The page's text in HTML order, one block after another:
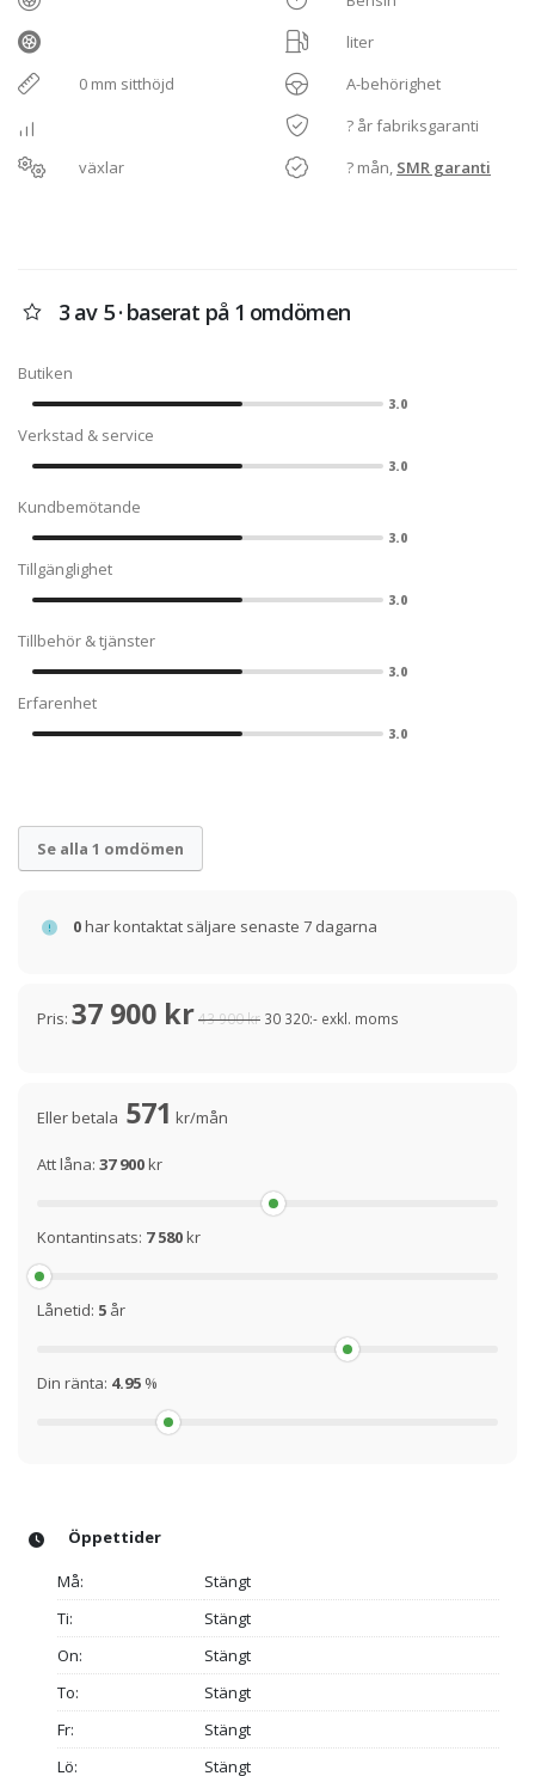
0 mm sitthöjd
växlar
liter
A-behörighet
? år fabriksgaranti
? mån, SMR garanti
3 av 5 · baserat på 1 omdömen
Butiken
3.0
Verkstad & service
3.0
Kundbemötande
3.0
Tillgänglighet
3.0
Tillbehör & tjänster
3.0
Erfarenhet
3.0
Se alla 1 omdömen
0har kontaktat säljare senaste 7 dagarna
Pris: 37 900 kr43 900 kr 30 320:- exkl. moms
Eller betala 571 kr/mån
Att låna: 37 900kr
Kontantinsats: 7 580kr
Lånetid: 5 år
Din ränta: 4.95 %
Öppettider
Må:
Stängt
Ti:
Stängt
On:
Stängt
To:
Stängt
Fr:
Stängt
Lö:
Stängt